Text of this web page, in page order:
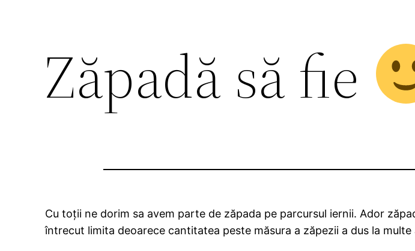
Zăpadă să fie
Cu toții ne dorim sa avem parte de zăpada pe parcursul iernii. Ador
întrecut limita deoarece cantitatea peste măsura a zăpezii a dus la